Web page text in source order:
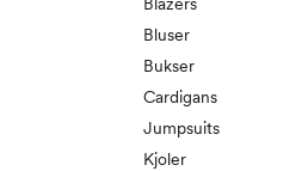
Blazers
Bluser
Bukser
Cardigans
Jumpsuits
Kjoler